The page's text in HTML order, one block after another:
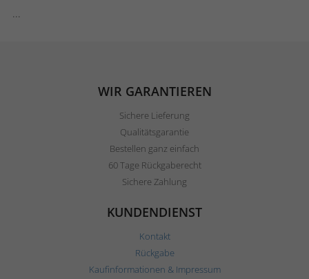
...
WIR GARANTIEREN
Sichere Lieferung
Qualitätsgarantie
Bestellen ganz einfach
60 Tage Rückgaberecht
Sichere Zahlung
KUNDENDIENST
Kontakt
Rückgabe
Kaufinformationen & Impressum